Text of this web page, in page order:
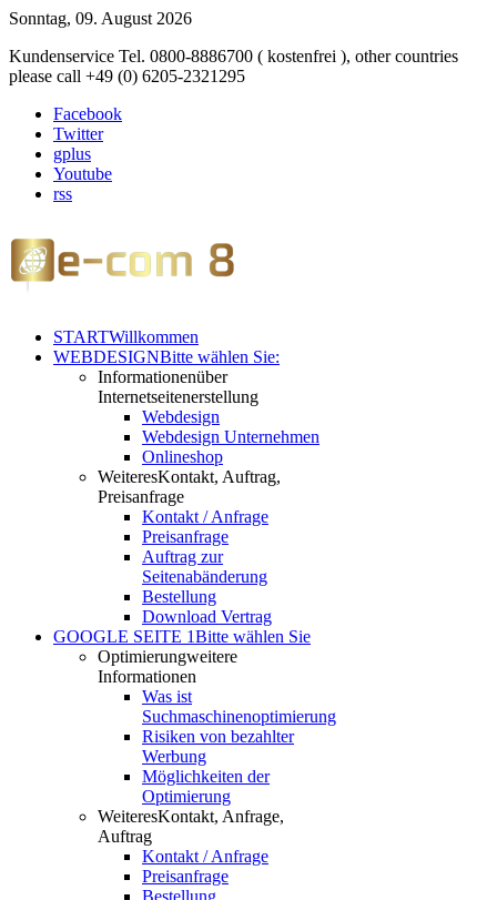
Sonntag, 09. August 2026
Kundenservice Tel. 0800-8886700 ( kostenfrei ), other countries
please call +49 (0) 6205-2321295
Facebook
Twitter
gplus
Youtube
rss
STARTWillkommen
WEBDESIGNBitte wählen Sie:
Informationenüber
Internetseitenerstellung
Webdesign
Webdesign Unternehmen
Onlineshop
WeiteresKontakt, Auftrag,
Preisanfrage
Kontakt / Anfrage
Preisanfrage
Auftrag zur
Seitenabänderung
Bestellung
Download Vertrag
GOOGLE SEITE 1Bitte wählen Sie
Optimierungweitere
Informationen
Was ist
Suchmaschinenoptimierung
Risiken von bezahlter
Werbung
Möglichkeiten der
Optimierung
WeiteresKontakt, Anfrage,
Auftrag
Kontakt / Anfrage
Preisanfrage
Bestellung